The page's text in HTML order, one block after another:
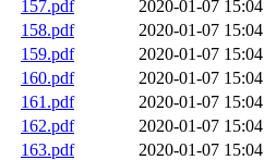
157.pdf 2020-01-07 15:04
158.pdf
2020-01-07 15:04
159.pdf
2020-01-07 15:04
160.pdf
2020-01-07 15:04
161.pdf
2020-01-07 15:04
162.pdf
2020-01-07 15:04
163.pdf
2020-01-07 15:04